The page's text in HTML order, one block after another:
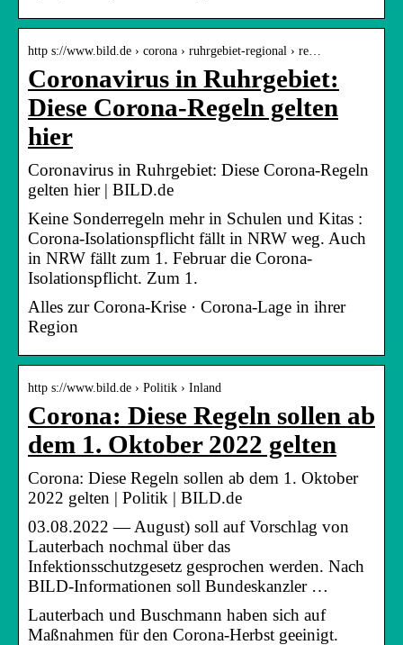
http s://www.bild.de › corona › ruhrgebiet-regional › re…
Coronavirus in Ruhrgebiet:
Diese Corona-Regeln gelten
hier
Coronavirus in Ruhrgebiet: Diese Corona-Regeln
gelten hier | BILD.de
Keine Sonderregeln mehr in Schulen und Kitas :
Corona-Isolationspflicht fällt in NRW weg. Auch
in NRW fällt zum 1. Februar die Corona-
Isolationspflicht. Zum 1.
Alles zur Corona-Krise · Corona-Lage in ihrer
Region
http s://www.bild.de › Politik › Inland
Corona: Diese Regeln sollen ab
dem 1. Oktober 2022 gelten
Corona: Diese Regeln sollen ab dem 1. Oktober
2022 gelten | Politik | BILD.de
03.08.2022 — August) soll auf Vorschlag von
Lauterbach nochmal über das
Infektionsschutzgesetz gesprochen werden. Nach
BILD-Informationen soll Bundeskanzler …
Lauterbach und Buschmann haben sich auf
Maßnahmen für den Corona-Herbst geeinigt.